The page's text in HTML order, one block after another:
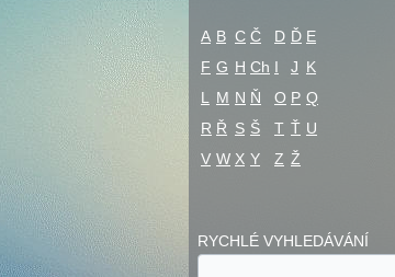
A B C Č D Ď E
F G H Ch I J K
L
M N Ň O P Q
R Ř S Š T Ť U
V W X Y Z Ž
RYCHLÉ VYHLEDÁVÁNÍ